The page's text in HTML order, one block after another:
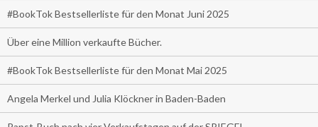
#BookTok Bestsellerliste für den Monat Juni 2025
Über eine Million verkaufte Bücher.
#BookTok Bestsellerliste für den Monat Mai 2025
Angela Merkel und Julia Klöckner in Baden-Baden